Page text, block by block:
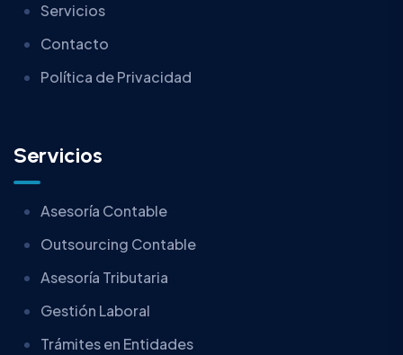
Servicios
Contacto
Política de Privacidad
Servicios
Asesoría Contable
Outsourcing Contable
Asesoría Tributaria
Gestión Laboral
Trámites en Entidades